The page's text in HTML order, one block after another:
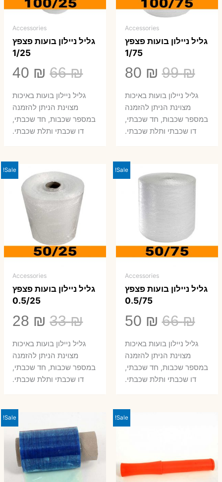
Accessories
גליל ניילון בועות פצפץ
1/75
99₪
המחיר
המקורי
היה:
99 ₪.
80 ₪
הנוכחיגליל ניילון בועות באיכות
מצוינת הניתן להזמנה
במספר שכבות, חד שכבתי,
דו שכבתי ותלת שכבתי.
Accessories
גליל ניילון בועות פצפץ
1/25
66₪
המחיר
המקורי
היה:
66 ₪.
40 ₪
₪.
גליל ניילון בועות באיכות
מצוינת הניתן להזמנה
במספר שכבות, חד שכבתי,
דו שכבתי ותלת שכבתי.
Sale!
Accessories
גליל ניילון בועות פצפץ
0.5/75
66₪
המחיר
המקורי
היה:
66 ₪.
50 ₪
הנוכחיגליל ניילון בועות באיכות
מצוינת הניתן להזמנה
במספר שכבות, חד שכבתי,
דו שכבתי ותלת שכבתי.
Sale!
Accessories
גליל ניילון בועות פצפץ
0.5/25
33₪
המחיר
המקורי
היה:
33 ₪.
28 ₪
₪.
גליל ניילון בועות באיכות
מצוינת הניתן להזמנה
במספר שכבות, חד שכבתי,
דו שכבתי ותלת שכבתי.
Sale!
Sale!